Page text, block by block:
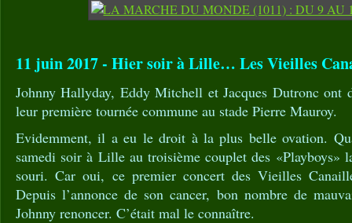
11 juin 2017 - Hier soir à Lille… Les Vieilles
Johnny Hallyday, Eddy Mitchell et Jacques Dutronc ont
leur première tournée commune au stade Pierre Mauroy.
Evidemment, il a eu le droit à la plus belle ovation.
samedi soir à Lille au troisième couplet des «Playboys»
souri. Car oui, ce premier concert des Vieilles
Depuis l’annonce de son cancer, bon nombre de
Johnny renoncer. C’était mal le connaître.